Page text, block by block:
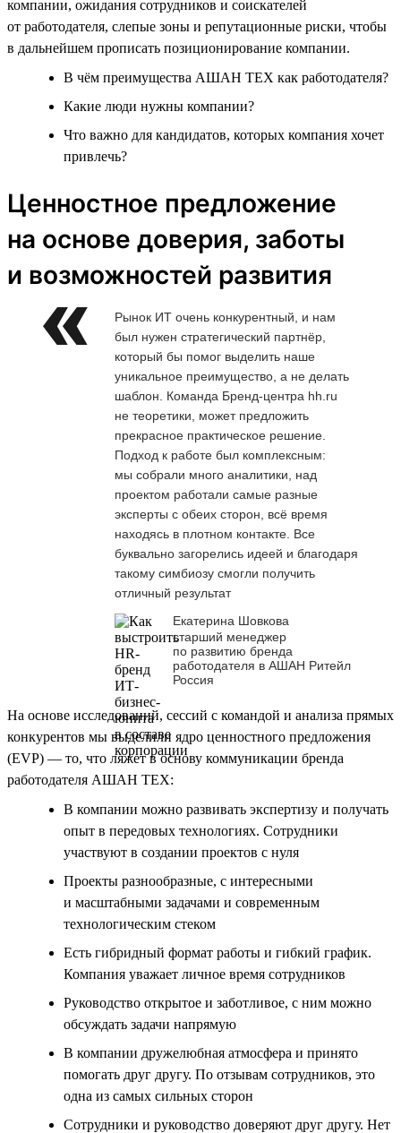
компании, ожидания сотрудников и соискателей
от работодателя, слепые зоны и репутационные риски, чтобы
в дальнейшем прописать позиционирование компании.
В чём преимущества АШАН ТЕХ как работодателя?
Какие люди нужны компании?
Что важно для кандидатов, которых компания хочет
привлечь?
Ценностное предложение
на основе доверия, заботы
и возможностей развития
Рынок ИТ очень конкурентный, и нам
был нужен стратегический партнёр,
который бы помог выделить наше
уникальное преимущество, а не делать
шаблон. Команда Бренд-центра hh.ru
не теоретики, может предложить
прекрасное практическое решение.
Подход к работе был комплексным:
мы собрали много аналитики, над
проектом работали самые разные
эксперты с обеих сторон, всё время
находясь в плотном контакте. Все
буквально загорелись идеей и благодаря
такому симбиозу смогли получить
отличный результат
Екатерина Шовкова
старший менеджер
по развитию бренда
работодателя в АШАН Ритейл
Россия
На основе исследований, сессий с командой и анализа прямых
конкурентов мы выделили ядро ценностного предложения
(EVP) — то, что ляжет в основу коммуникации бренда
работодателя АШАН ТЕХ:
В компании можно развивать экспертизу и получать
опыт в передовых технологиях. Сотрудники
участвуют в создании проектов с нуля
Проекты разнообразные, с интересными
и масштабными задачами и современным
технологическим стеком
Есть гибридный формат работы и гибкий график.
Компания уважает личное время сотрудников
Руководство открытое и заботливое, с ним можно
обсуждать задачи напрямую
В компании дружелюбная атмосфера и принято
помогать друг другу. По отзывам сотрудников, это
одна из самых сильных сторон
Сотрудники и руководство доверяют друг другу. Нет